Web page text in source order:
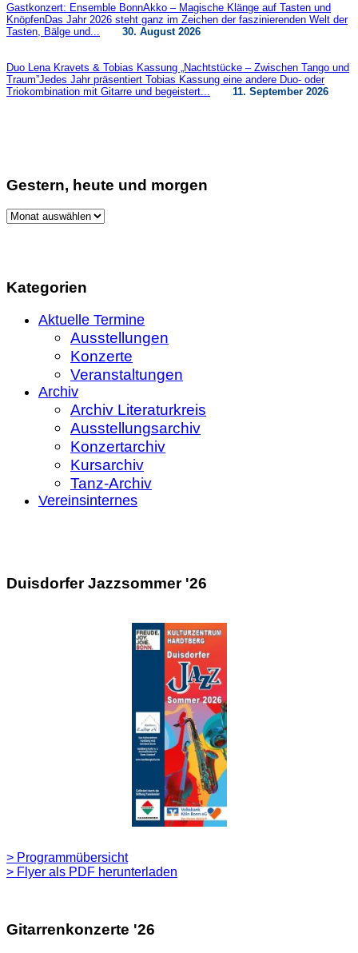
Gastkonzert: Ensemble BonnAkko – Magische Klänge auf Tasten und
KnöpfenDas Jahr 2026 steht ganz im Zeichen der faszinierenden Welt der
Tasten, Bälge und...
30. August 2026
Duo Lena Kravets & Tobias Kassung „Nachtstücke – Zwischen Tango und
Traum”Jedes Jahr präsentiert Tobias Kassung eine andere Duo- oder
Triokombination mit Gitarre und begeistert...
11. September 2026
Gestern, heute und morgen
Gestern,
Kategorien
Aktuelle Termine
Ausstellungen
Konzerte
Veranstaltungen
Archiv
Archiv Literaturkreis
Ausstellungsarchiv
Konzertarchiv
Kursarchiv
Tanz-Archiv
Vereinsinternes
Duisdorfer Jazzsommer '26
> Programmübersicht
> Flyer als PDF herunterladen
Gitarrenkonzerte '26